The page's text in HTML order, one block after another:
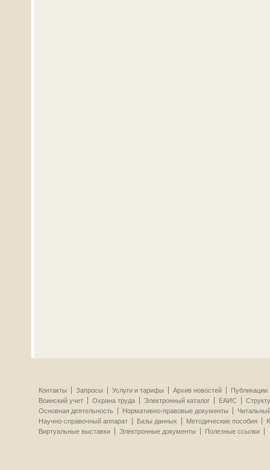
Контакты Запросы Услуги и тарифы Архив новостей
Публикации
Воинский учет
Охрана труда Электронный каталог ЕАИС
Основная деятельность
Нормативно-правовые документы
Научно-справочный аппарат
Базы данных Методические пособия
Виртуальные выставки
Электронные документы Полезные ссылки